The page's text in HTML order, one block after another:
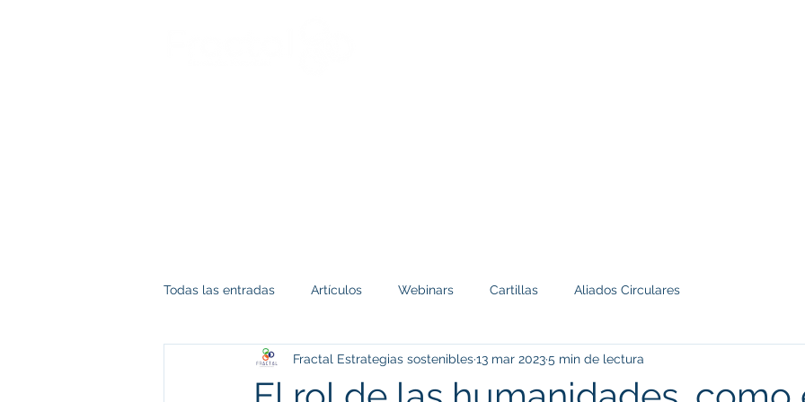
Todas las entradas Artículos Webinars Cartillas Aliados Circulares
Fractal Estrategias sostenibles13 mar 20235 min de lectura